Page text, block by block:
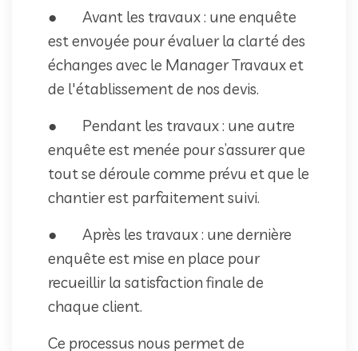
● Avant les travaux : une enquête
est envoyée pour évaluer la clarté des
échanges avec le Manager Travaux et
de l'établissement de nos devis.
● Pendant les travaux : une autre
enquête est menée pour s’assurer que
tout se déroule comme prévu et que le
chantier est parfaitement suivi.
● Après les travaux : une dernière
enquête est mise en place pour
recueillir la satisfaction finale de
chaque client.
Ce processus nous permet de